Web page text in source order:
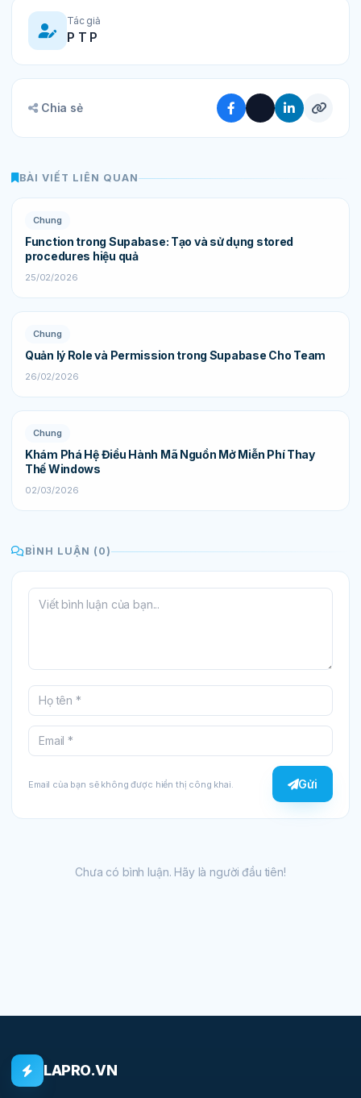
Tác giả
P T P
Chia sẻ
BÀI VIẾT LIÊN QUAN
Chung
Function trong Supabase: Tạo và sử dụng stored
procedures hiệu quả
25/02/2026
Chung
Quản lý Role và Permission trong Supabase Cho Team
26/02/2026
Chung
Khám Phá Hệ Điều Hành Mã Nguồn Mở Miễn Phí Thay
Thế Windows
02/03/2026
BÌNH LUẬN (0)
Email của bạn sẽ không được hiển thị công khai. Gửi
Chưa có bình luận. Hãy là người đầu tiên!
LAPRO.VN